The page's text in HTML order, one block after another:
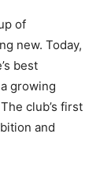
of
new. Today,
best
growing
club’s first
and